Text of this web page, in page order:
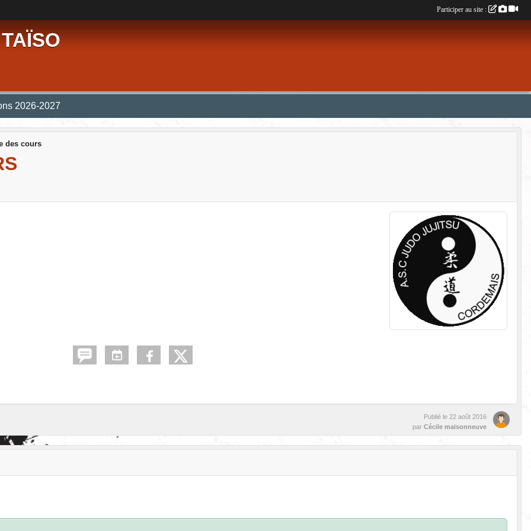
2026-2027
des cours
Publié le 22 août 2016
par Cécile maisonneuve
Participer au site :